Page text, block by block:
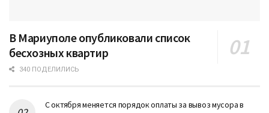
В Мариуполе опубликовали список
бесхозных квартир
340 ПОДЕЛИЛИСЬ
С октября меняется порядок оплаты за вывоз мусора в